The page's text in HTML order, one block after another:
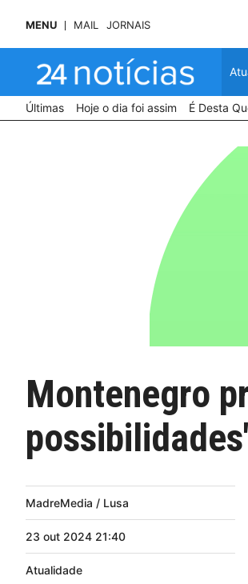
MENU MAIL JORNAIS
Últimas Hoje o dia foi assim É Desta
Montenegro
MadreMedia / Lusa
23 out 2024 21:40
Atualidade